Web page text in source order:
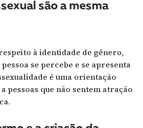
são a mesma
à identidade de gênero,
se percebe e se apresenta
é uma orientação
pessoas que não sentem atração